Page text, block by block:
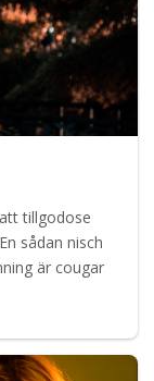
tillgodose
sådan nisch
är cougar